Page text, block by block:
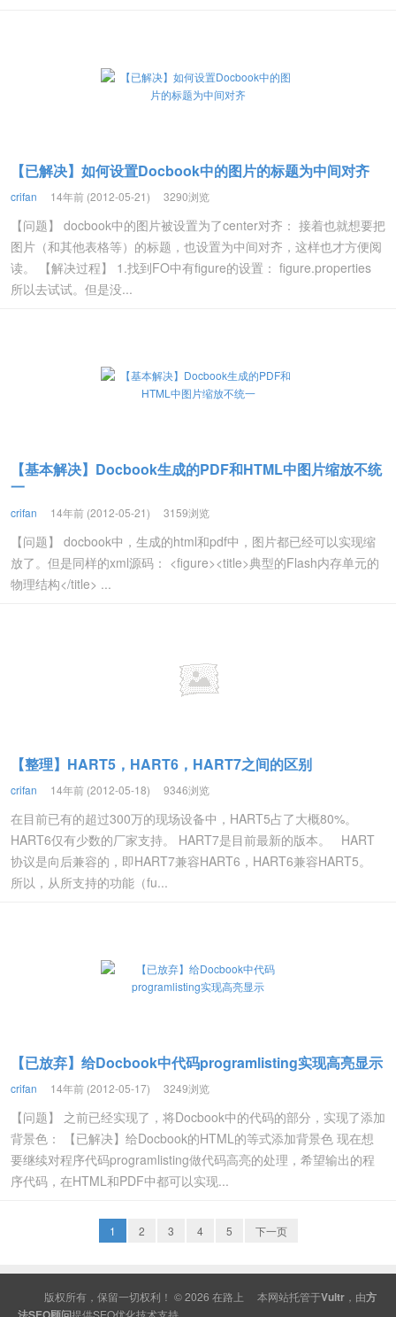
【已解决】如何设置Docbook中的图片的标题为中间对齐
crifan 14年前 (2012-05-21) 3290浏览
【问题】 docbook中的图片被设置为了center对齐： 接着也就想要把
图片（和其他表格等）的标题，也设置为中间对齐，这样也才方便阅
读。 【解决过程】 1.找到FO中有figure的设置： figure.properties
所以去试试。但是没...
【基本解决】Docbook生成的PDF和HTML中图片缩放不统
一
crifan 14年前 (2012-05-21) 3159浏览
【问题】 docbook中，生成的html和pdf中，图片都已经可以实现缩
放了。但是同样的xml源码： <figure><title>典型的Flash内存单元的
物理结构</title> ...
【整理】HART5，HART6，HART7之间的区别
crifan 14年前 (2012-05-18) 9346浏览
在目前已有的超过300万的现场设备中，HART5占了大概80%。
HART6仅有少数的厂家支持。 HART7是目前最新的版本。 HART
协议是向后兼容的，即HART7兼容HART6，HART6兼容HART5。
所以，从所支持的功能（fu...
【已放弃】给Docbook中代码programlisting实现高亮显示
crifan 14年前 (2012-05-17) 3249浏览
【问题】 之前已经实现了，将Docbook中的代码的部分，实现了添加
背景色： 【已解决】给Docbook的HTML的等式添加背景色 现在想
要继续对程序代码programlisting做代码高亮的处理，希望输出的程
序代码，在HTML和PDF中都可以实现...
1 2 3 4 5 下一页
版权所有，保留一切权利！ © 2026 在路上 本网站托管于Vultr ，由方
提供SEO优化技术支持